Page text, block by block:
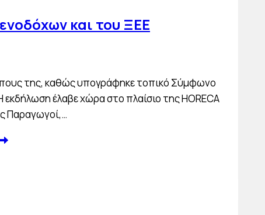
και του ΞΕΕ
της, καθώς υπογράφηκε τοπικό Σύμφωνο
έλαβε χώρα στο πλαίσιο της HORECA
Παραγωγοί,…